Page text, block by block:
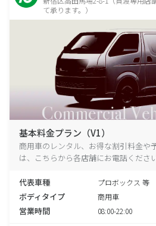
て承ります。）
基本料金プラン（V1）
商用車のレンタル、お得な割引料金や
は、こちらから各店舗にお電話ください
代表車種 プロボックス 等
ボディタイプ 商用車
営業時間 08:00-22:00